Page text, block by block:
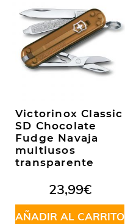
Victorinox Classic
SD Chocolate
Fudge Navaja
multiusos
transparente
23,99€
AÑADIR AL CARRITO